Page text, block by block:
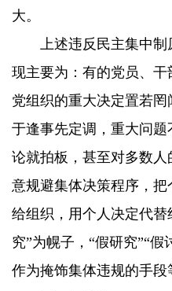
大。
上述违反民主集中制
现主要为：有的党员、
党组织的重大决定置若
于逢事先定调，重大问
论就拍板，甚至对多数
意规避集体决策程序，
给组织，用个人决定代
究”为幌子，“假研究”“
作为掩饰集体违规的手段